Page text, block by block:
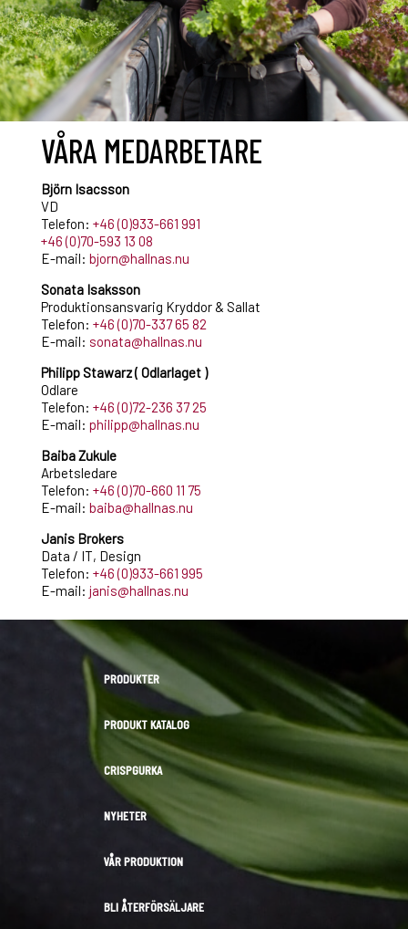
VÅRA MEDARBETARE
Björn Isacsson
VD
Telefon: +46 (0)933-661 991
+46 (0)70-593 13 08
E-mail: bjorn@hallnas.nu
Sonata Isaksson
Produktionsansvarig Kryddor & Sallat
Telefon: +46 (0)70-337 65 82
E-mail: sonata@hallnas.nu
Philipp Stawarz ( Odlarlaget )
Odlare
Telefon: +46 (0)72-236 37 25
E-mail: philipp@hallnas.nu
Baiba Zukule
Arbetsledare
Telefon: +46 (0)70-660 11 75
E-mail: baiba@hallnas.nu
Janis Brokers
Data / IT, Design
Telefon: +46 (0)933-661 995
E-mail: janis@hallnas.nu
PRODUKTER
PRODUKT KATALOG
CRISPGURKA
NYHETER
VÅR PRODUKTION
BLI ÅTERFÖRSÄLJARE